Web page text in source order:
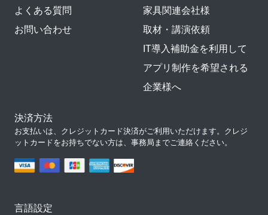
よくある質問
お問い合わせ
家具関連会社様
取材・講演依頼
IT導入補助金を利用して
アプリ制作を希望される
企業様へ
決済方法
お支払いは、クレジットカード決済がご利用いただけます。クレジ
ットカードをお持ちでない方は、事務局までご連絡ください。
言語設定